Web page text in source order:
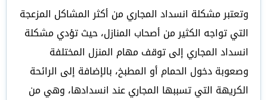
وتعتبر مشكلة انسداد المجاري من أكثر المشاكل المزعجة
التي تواجه الكثير من أصحاب المنازل، حيث تؤدي مشكلة
انسداد المجاري إلى توقف مهام المنزل المختلفة
وصعوبة دخول الحمام أو المطبخ، بالإضافة إلى الرائحة
الكريهة التي تسببها المجاري عند انسدادها، وهي من